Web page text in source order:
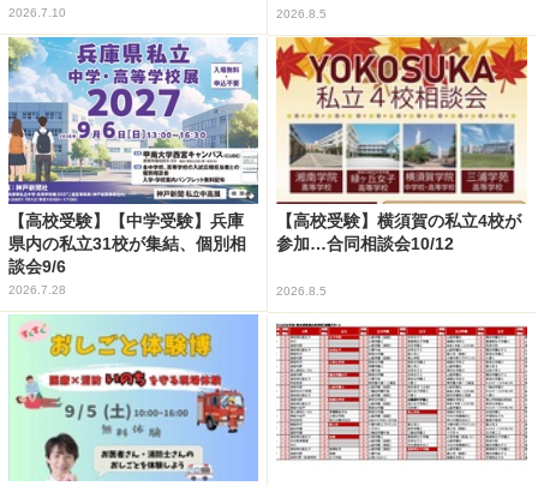
2026.7.10 2026.8.5
【高校受験】【中学受験】兵庫
県内の私立31校が集結、個別相
談会9/6
2026.7.28
【高校受験】横須賀の私立4校が
参加…合同相談会10/12
2026.8.5